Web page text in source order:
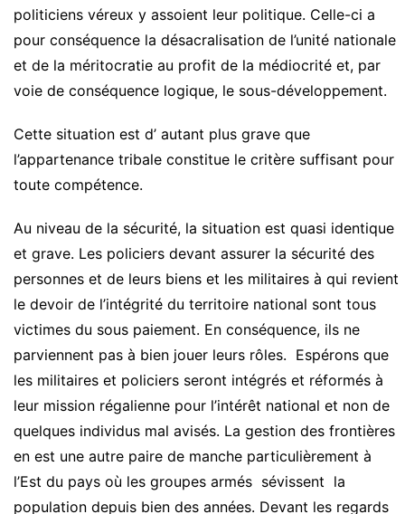
politiciens véreux y assoient leur politique. Celle-ci a
pour conséquence la désacralisation de l’unité nationale
et de la méritocratie au profit de la médiocrité et, par
voie de conséquence logique, le sous-développement.
Cette situation est d’ autant plus grave que
l’appartenance tribale constitue le critère suffisant pour
toute compétence.
Au niveau de la sécurité, la situation est quasi identique
et grave. Les policiers devant assurer la sécurité des
personnes et de leurs biens et les militaires à qui revient
le devoir de l’intégrité du territoire national sont tous
victimes du sous paiement. En conséquence, ils ne
parviennent pas à bien jouer leurs rôles. Espérons que
les militaires et policiers seront intégrés et réformés à
leur mission régalienne pour l’intérêt national et non de
quelques individus mal avisés. La gestion des frontières
en est une autre paire de manche particulièrement à
l’Est du pays où les groupes armés sévissent la
population depuis bien des années. Devant les regards